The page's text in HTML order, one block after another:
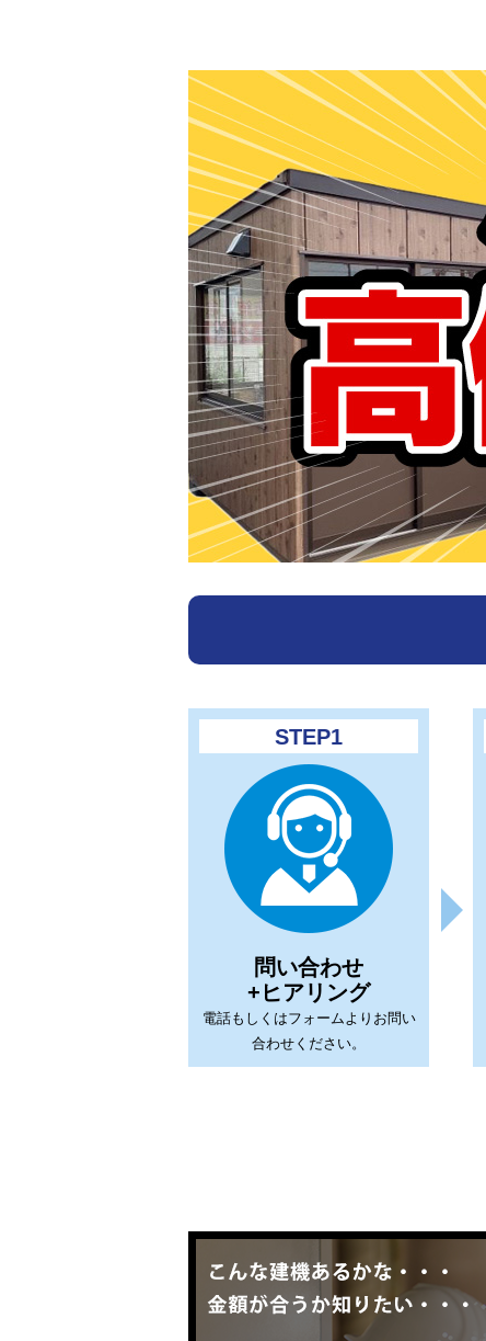
STEP1
問い合わせ
+ヒアリング
電話もしくはフォームよりお問い
合わせください。